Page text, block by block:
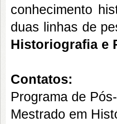
conhecimento
duas linhas de
Historiografia e
Contatos:
Programa de
Mestrado em